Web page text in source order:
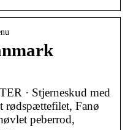
· Stjerneskud med
rødspættefilet, Fanø
peberrod,